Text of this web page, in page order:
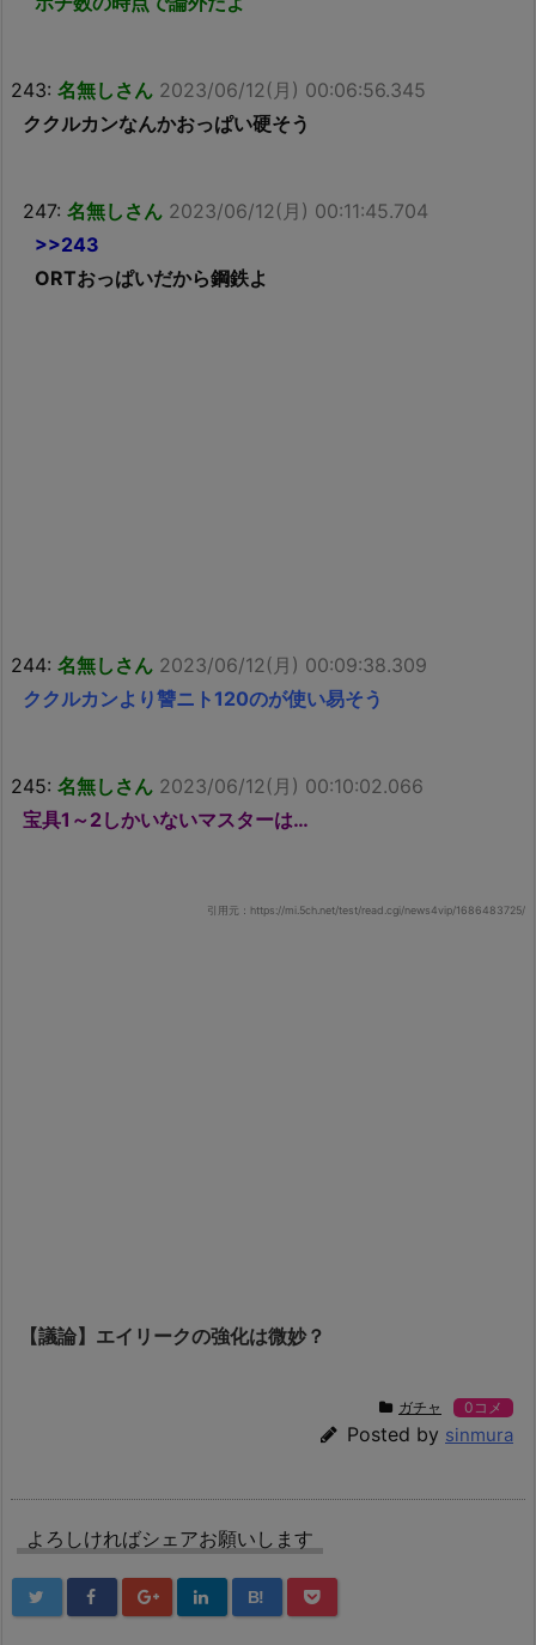
243: 名無しさん 2023/06/12(月) 00:06:56.345
ククルカンなんかおっぱい硬そう
247: 名無しさん 2023/06/12(月) 00:11:45.704
>>243
ORTおっぱいだから鋼鉄よ
244: 名無しさん 2023/06/12(月) 00:09:38.309
ククルカンより讐ニト120のが使い易そう
245: 名無しさん 2023/06/12(月) 00:10:02.066
宝具1～2しかいないマスターは…
引用元：https://mi.5ch.net/test/read.cgi/news4vip/1686483725/
【議論】エイリークの強化は微妙？
ガチャ 0コメ
Posted by sinmura
よろしければシェアお願いします
B!